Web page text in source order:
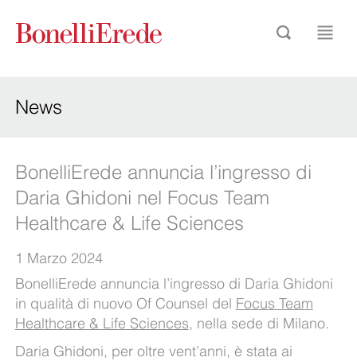
News
BonelliErede annuncia l’ingresso di
Daria Ghidoni nel Focus Team
Healthcare & Life Sciences
1 Marzo 2024
BonelliErede annuncia l’ingresso di Daria Ghidoni
in qualità di nuovo Of Counsel del Focus Team
Healthcare & Life Sciences, nella sede di Milano.
Daria Ghidoni, per oltre vent’anni, è stata ai